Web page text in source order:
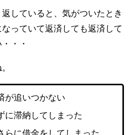
していると、気がついたとき
っていて返済しても返済して
・・
が追いつかない
に滞納してしまった
らに借金をしてしまった